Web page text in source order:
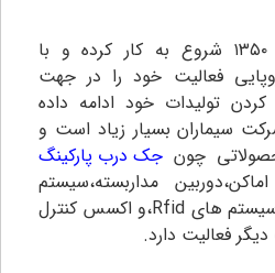
شرکت سیماران از سال ۱۳۵۰ شروع به کار کرده و با
فعالیت خود را در جهت
کردن تولیدات خود ادامه داده
سیماران بسیار زیاد است و
چون جک درب پارکینگ
مداربسته،سیستم
اطفا حریق ،لوازم خانگی،سیستم های Rfid،و اکسس کنترل
فعالیت دارد.